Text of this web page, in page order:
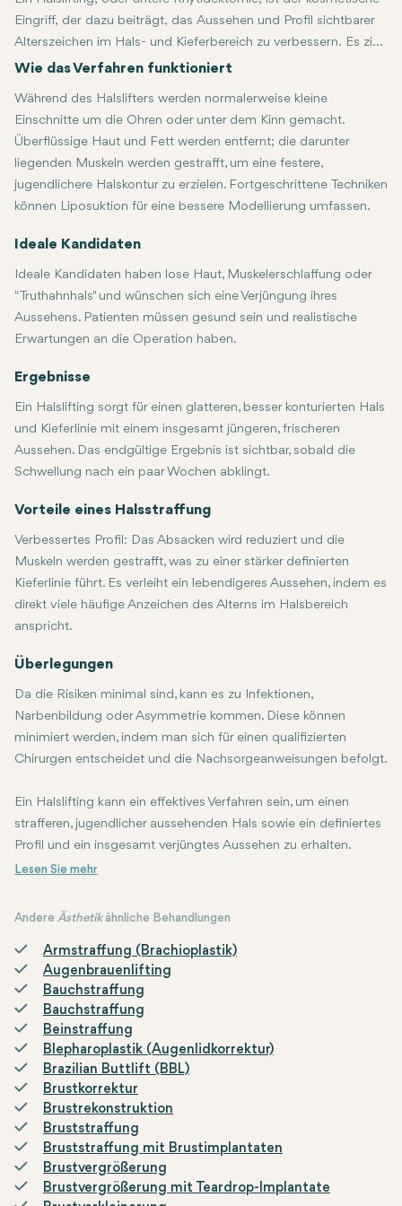
Eingriff, der dazu beiträgt, das Aussehen und Profil sichtbarer
Alterszeichen im Hals- und Kieferbereich zu verbessern. Es zielt
auf schlaffe Haut, Muskelbänder und überschüssiges Fett ab
Wie das Verfahren funktioniert
Während des Halslifters werden normalerweise kleine
Einschnitte um die Ohren oder unter dem Kinn gemacht.
Überflüssige Haut und Fett werden entfernt; die darunter
liegenden Muskeln werden gestrafft, um eine festere,
jugendlichere Halskontur zu erzielen. Fortgeschrittene Techniken
können Liposuktion für eine bessere Modellierung umfassen.
Ideale Kandidaten
Ideale Kandidaten haben lose Haut, Muskelerschlaffung oder
"Truthahnhals" und wünschen sich eine Verjüngung ihres
Aussehens. Patienten müssen gesund sein und realistische
Erwartungen an die Operation haben.
Ergebnisse
Ein Halslifting sorgt für einen glatteren, besser konturierten Hals
und Kieferlinie mit einem insgesamt jüngeren, frischeren
Aussehen. Das endgültige Ergebnis ist sichtbar, sobald die
Schwellung nach ein paar Wochen abklingt.
Vorteile eines Halsstraffung
Verbessertes Profil: Das Absacken wird reduziert und die
Muskeln werden gestrafft, was zu einer stärker definierten
Kieferlinie führt. Es verleiht ein lebendigeres Aussehen, indem es
direkt viele häufige Anzeichen des Alterns im Halsbereich
anspricht.
Langanhaltend:Die Ergebnisse könnten jahrelang anhalten,
Erholung und Nachsorge Erholungszeit:
Überlegungen
Da die Risiken minimal sind, kann es zu Infektionen,
Narbenbildung oder Asymmetrie kommen. Diese können
minimiert werden, indem man sich für einen qualifizierten
Chirurgen entscheidet und die Nachsorgeanweisungen befolgt.
Ein Halslifting kann ein effektives Verfahren sein, um einen
strafferen, jugendlicher aussehenden Hals sowie ein definiertes
Profil und ein insgesamt verjüngtes Aussehen zu erhalten.
Andere Ästhetikähnliche Behandlungen
Armstraffung (Brachioplastik)
Augenbrauenlifting
Bauchstraffung
Bauchstraffung
Beinstraffung
Blepharoplastik (Augenlidkorrektur)
Brazilian Buttlift (BBL)
Brustkorrektur
Brustrekonstruktion
Bruststraffung
Bruststraffung mit Brustimplantaten
Brustvergrößerung
Brustvergrößerung mit Teardrop-Implantate